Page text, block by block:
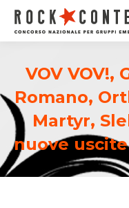
VOV VOV!,
Romano,
Martyr,
nuove